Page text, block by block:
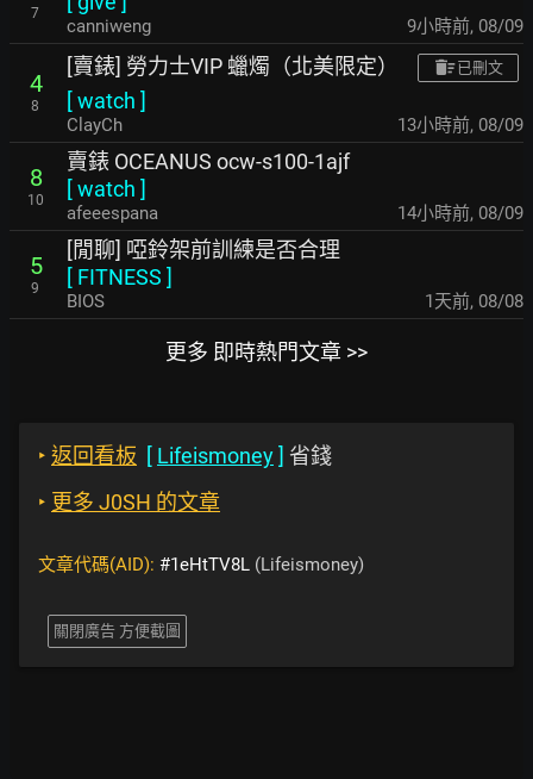
7
canniweng 9小時前, 08/09
4
8
[賣錶] 勞力士VIP 蠟燭（北美限定） 已刪文
[watch ]
ClayCh 13小時前, 08/09
8
10
賣錶 OCEANUS ocw-s100-1ajf
[watch ]
afeeespana 14小時前, 08/09
5
9
[閒聊] 啞鈴架前訓練是否合理
[ FITNESS ]
BIOS 1天前, 08/08
更多 即時熱門文章 >>
‣ 返回看板 [ Lifeismoney] 省錢
‣ 更多 J0SH 的文章
文章代碼(AID): #1eHtTV8L (Lifeismoney)
關閉廣告 方便截圖